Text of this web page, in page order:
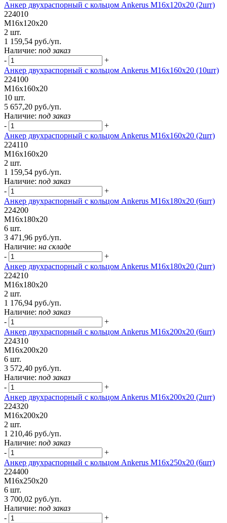
Анкер двухраспорный с кольцом Ankerus М16х120х20 (2шт)
224010
М16х120х20
2 шт.
1 159,54 руб./уп.
Наличие: под заказ
-
+
Анкер двухраспорный с кольцом Ankerus М16х160х20 (10шт)
224100
М16х160х20
10 шт.
5 657,20 руб./уп.
Наличие: под заказ
-
+
Анкер двухраспорный с кольцом Ankerus М16х160х20 (2шт)
224110
М16х160х20
2 шт.
1 159,54 руб./уп.
Наличие: под заказ
-
+
Анкер двухраспорный с кольцом Ankerus М16х180х20 (6шт)
224200
М16х180х20
6 шт.
3 471,96 руб./уп.
Наличие: на складе
-
+
Анкер двухраспорный с кольцом Ankerus М16х180х20 (2шт)
224210
М16х180х20
2 шт.
1 176,94 руб./уп.
Наличие: под заказ
-
+
Анкер двухраспорный с кольцом Ankerus М16х200х20 (6шт)
224310
М16х200х20
6 шт.
3 572,40 руб./уп.
Наличие: под заказ
-
+
Анкер двухраспорный с кольцом Ankerus М16х200х20 (2шт)
224320
М16х200х20
2 шт.
1 210,46 руб./уп.
Наличие: под заказ
-
+
Анкер двухраспорный с кольцом Ankerus М16х250х20 (6шт)
224400
М16х250х20
6 шт.
3 700,02 руб./уп.
Наличие: под заказ
-
+